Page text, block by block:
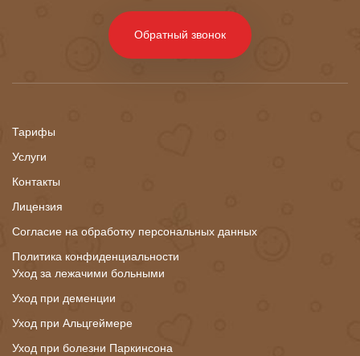
Обратный звонок
Тарифы
Услуги
Контакты
Лицензия
Согласие на обработку персональных данных
Политика конфиденциальности
Уход за лежачими больными
Уход при деменции
Уход при Альцгеймере
Уход при болезни Паркинсона